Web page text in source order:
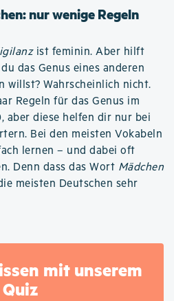
nur wenige Regeln
ist feminin. Aber hilft
das Genus eines anderen
willst? Wahrscheinlich nicht.
Regeln für das Genus im
aber diese helfen dir nur bei
Bei den meisten Vokabeln
lernen – und dabei oft
Denn dass das Wort Mädchen
meisten Deutschen sehr
mit unserem
Quiz